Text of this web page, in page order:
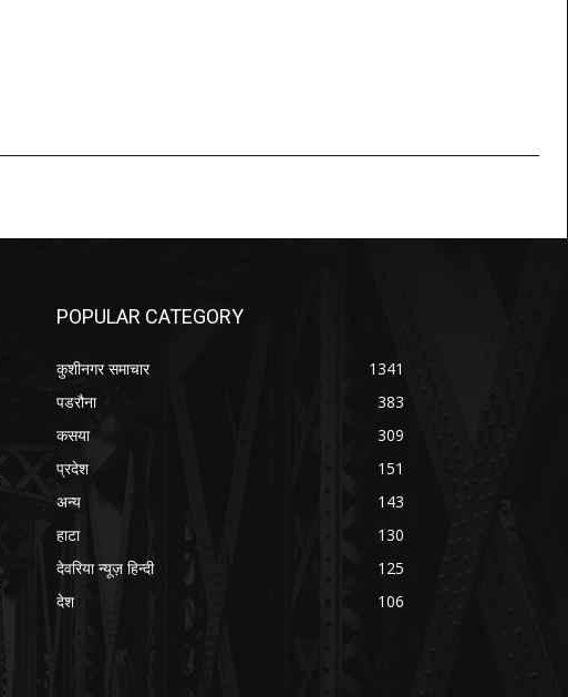
POPULAR CATEGORY
कुशीनगर समाचार
1341
पडरौना
383
कसया
309
प्रदेश
151
अन्य
143
हाटा
130
देवरिया न्यूज़ हिन्दी
125
देश
106